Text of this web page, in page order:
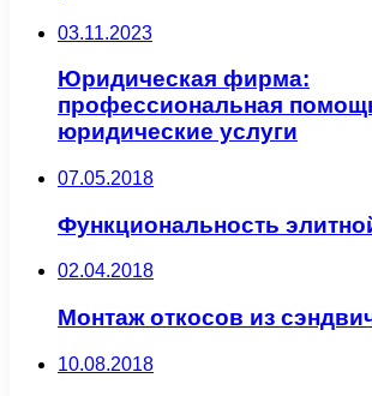
03.11.2023
Юридическая фирма:
профессиональная
юридические услуги
07.05.2018
Функциональность
02.04.2018
Монтаж откосов из
10.08.2018